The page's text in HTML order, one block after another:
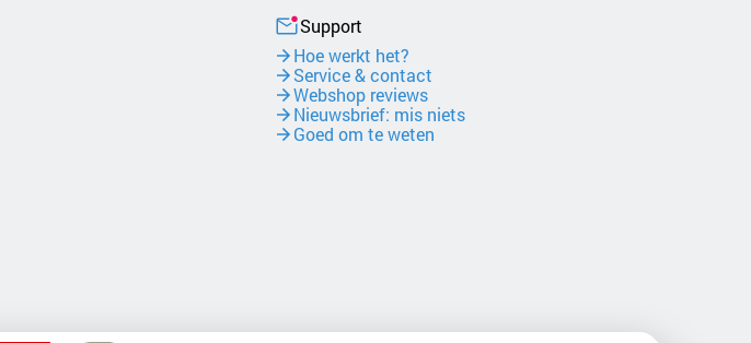
Support
Hoe werkt het?
Service & contact
Webshop reviews
Nieuwsbrief: mis niets
Goed om te weten